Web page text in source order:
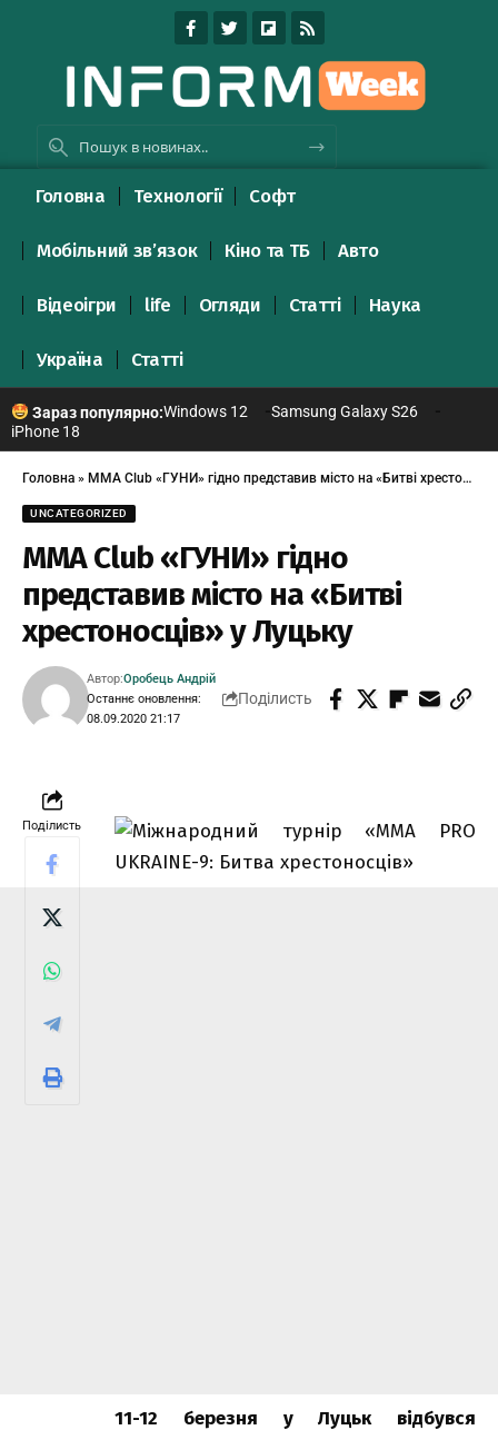
Головна Технології Софт
Мобільний зв’язок Кіно та ТБ Авто
Відеоігри life Огляди Статті Наука
Україна Статті
Зараз популярно:Windows 12
Samsung Galaxy S26
iPhone 18
Головна » ММА Club «ГУНИ» гідно представив місто на «Битві хрестоносців» у Луцьку
UNCATEGORIZED
ММА Club «ГУНИ» гідно
представив місто на «Битві
хрестоносців» у Луцьку
Останнє оновлення:
08.09.2020 21:17
Автор:Оробець Андрій
Поділисть
Поділисть
11-12 березня у Луцьк відбувся